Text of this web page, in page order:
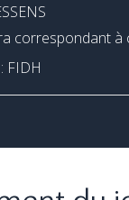
correspondant
: FIDH